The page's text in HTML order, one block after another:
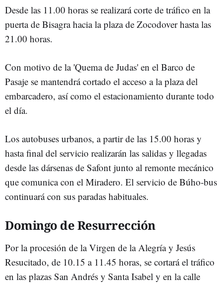
Desde las 11.00 horas se realizará corte de tráfico en la
puerta de Bisagra hacia la plaza de Zocodover hasta las
21.00 horas.
Con motivo de la 'Quema de Judas' en el Barco de
Pasaje se mantendrá cortado el acceso a la plaza del
embarcadero, así como el estacionamiento durante todo
el día.
Los autobuses urbanos, a partir de las 15.00 horas y
hasta final del servicio realizarán las salidas y llegadas
desde las dársenas de Safont junto al remonte mecánico
que comunica con el Miradero. El servicio de Búho-bus
continuará con sus paradas habituales.
Domingo de Resurrección
Por la procesión de la Virgen de la Alegría y Jesús
Resucitado, de 10.15 a 11.45 horas, se cortará el tráfico
en las plazas San Andrés y Santa Isabel y en la calle